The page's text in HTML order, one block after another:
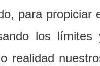
para propiciar
los límites
realidad